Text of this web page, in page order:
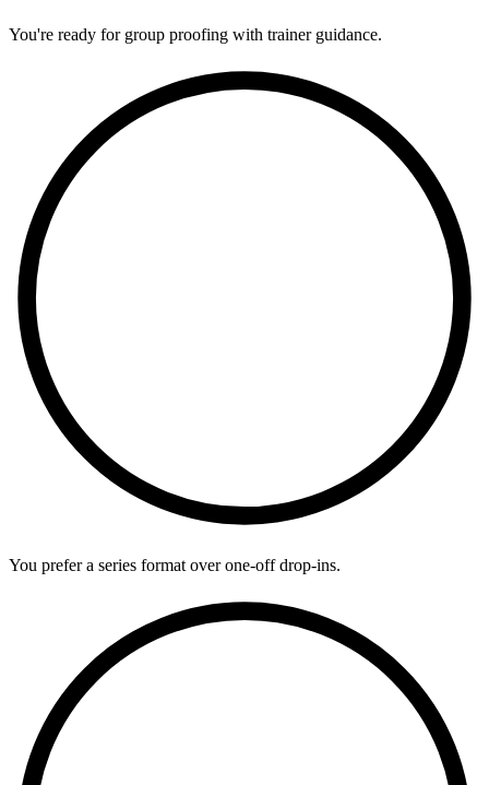
You're ready for group proofing with trainer guidance.
You prefer a series format over one-off drop-ins.